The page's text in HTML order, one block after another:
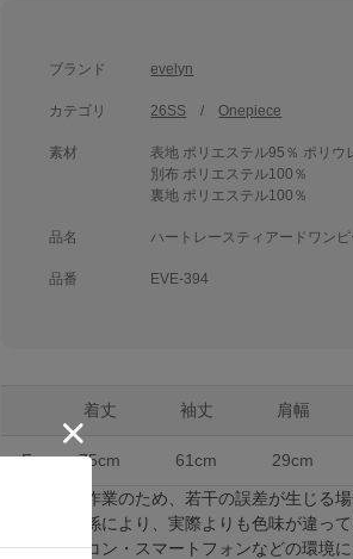
ブランド evelyn
カテゴリ 26SS Onepiece
素材
表地 ポリエステル95％ ポリウ
別布 ポリエステル100％
裏地 ポリエステル100％
品名 ハートレースティアードワンピ
品番 EVE-394
着丈 袖丈 肩幅
F 75cm 61cm 29cm
※採寸は手作業のため、若干の誤差が生じる場
※照明の関係により、実際よりも色味が違っ
※またパソコン・スマートフォンなどの環境